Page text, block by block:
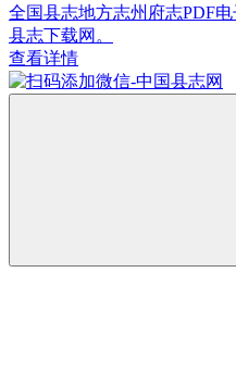
全国县志地方志州府志PDF电
县志下载网。
查看详情